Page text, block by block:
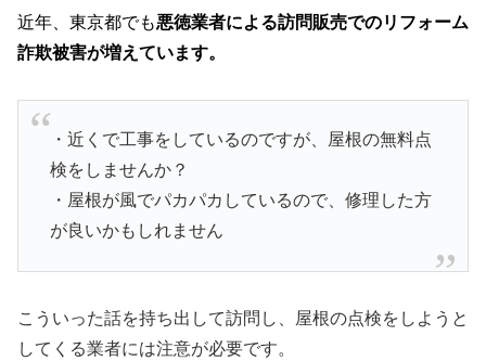
近年、東京都でも悪徳業者による訪問販売でのリフォーム
詐欺被害が増えています。
・近くで工事をしているのですが、屋根の無料点
検をしませんか？
・屋根が風でパカパカしているので、修理した方
が良いかもしれません
こういった話を持ち出して訪問し、屋根の点検をしようと
してくる業者には注意が必要です。